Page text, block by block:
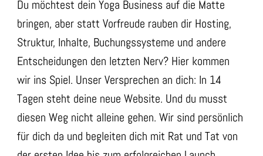
Du möchtest dein Yoga Business auf die Matte
bringen, aber statt Vorfreude rauben dir Hosting,
Struktur, Inhalte, Buchungssysteme und andere
Entscheidungen den letzten Nerv? Hier kommen
wir ins Spiel. Unser Versprechen an dich: In 14
Tagen steht deine neue Website. Und du musst
diesen Weg nicht alleine gehen. Wir sind persönlich
für dich da und begleiten dich mit Rat und Tat von